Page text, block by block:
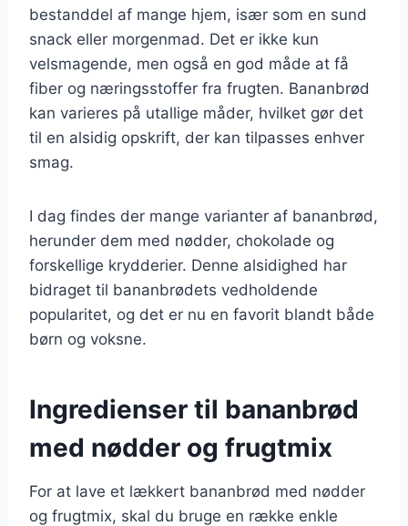
bestanddel af mange hjem, især som en sund
snack eller morgenmad. Det er ikke kun
velsmagende, men også en god måde at få
fiber og næringsstoffer fra frugten. Bananbrød
kan varieres på utallige måder, hvilket gør det
til en alsidig opskrift, der kan tilpasses enhver
smag.
I dag findes der mange varianter af bananbrød,
herunder dem med nødder, chokolade og
forskellige krydderier. Denne alsidighed har
bidraget til bananbrødets vedholdende
popularitet, og det er nu en favorit blandt både
børn og voksne.
Ingredienser til bananbrød
med nødder og frugtmix
For at lave et lækkert bananbrød med nødder
og frugtmix, skal du bruge en række enkle